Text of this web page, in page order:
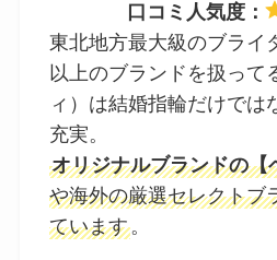
口コミ人気度：
東北地方最大級のブライ
以上のブランドを扱って
ィ）は結婚指輪だけでは
充実。
オリジナルブランドの【
や海外の厳選セレクトブ
ています。